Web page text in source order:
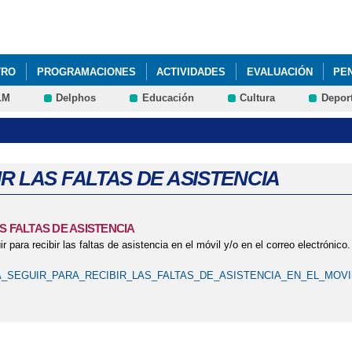
PROGRAMACIONES ACTIVIDADES EVALUACIÓN
PROCESO DE ADMISIÓN ESO Y BACHILLERATO CURSO 2021-2022
2020-2021
ABIERTAS LIBROS DE TEXTO CURSO 2019-2020
Delphos Educación Cultura
LAS FALTAS DE ASISTENCIA
FALTAS DE ASISTENCIA
para recibir las faltas de asistencia en el móvil y/o en el correo electrónico.